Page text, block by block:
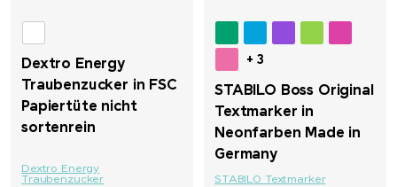
Dextro Energy
Traubenzucker in FSC
Papiertüte nicht
sortenrein
Dextro Energy
Traubenzucker
+ 3
STABILO Boss Original
Textmarker in
Neonfarben Made in
Germany
STABILO Textmarker